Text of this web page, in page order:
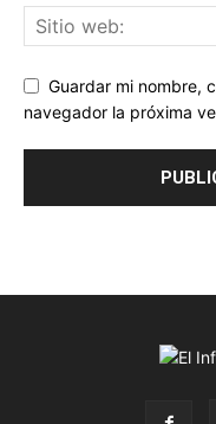
Guardar mi nombre,
navegador la próxima